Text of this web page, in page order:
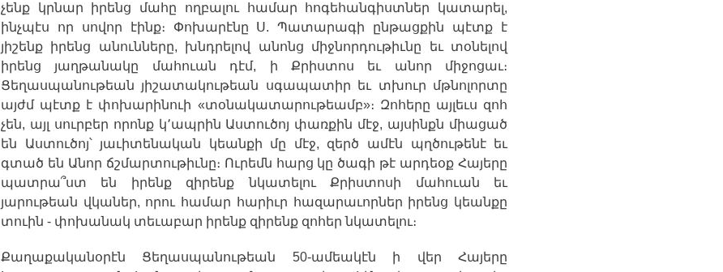
չենք
կրնար իրենց մահը ողբալու համար հոգեհանգիստներ կատարել,
ինչպէս
որ սովոր էինք։ Փոխարէնը Ս.Պատարագի ընթացքին պէտք
է
յիշենք
իրենց անունները, խնդրելով անոնց միջնորդութիւնը եւ
տօնելով
իրենց
յաղթանակը մահուան դէմ, ի Քրիստոս եւ անոր
միջոցաւ։
Ցեղասպանութեան յիշատակութեան սգապատիր եւ տխուր մթնոլորտը
այժմ պէտք է փոխարինուի «տօնակատարութեամբ»։ Զոհերը այլեւս զոհ
չեն, այլ սուրբեր որոնք կ՚ապրին Աստուծոյ փառքին մէջ, այսինքն միացած
են
Աստուծոյ՝ յաւիտենական կեանքի մը մէջ, զերծ ամէն պղծութենէ
եւ
գտած են Անոր ճշմարտութիւնը։ Ուրեմն հարց կը ծագի թէ արդեօք Հայերը
պատրա՞ստ
են իրենք զիրենք նկատելու Քրիստոսի մահուան
եւ
յարութեան վկաներ, որու համար հարիւր հազարաւորներ իրենց կեանքը
տուին - փոխանակ տեւաբար իրենք զիրենք զոհեր նկատելու։
Քաղաքականօրէն Ցեղասպանութեան 50-ամեակէն ի վեր
Հայերը